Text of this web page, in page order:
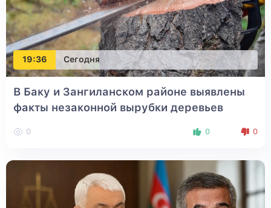
19:36 Сегодня
В Баку и Зангиланском районе выявлены
факты незаконной вырубки деревьев
0 0 0